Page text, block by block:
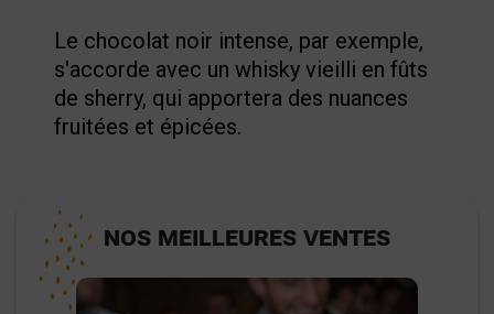
Le chocolat noir intense, par exemple,
s'accorde avec un whisky vieilli en fûts
de sherry, qui apportera des nuances
fruitées et épicées.
NOS MEILLEURES VENTES